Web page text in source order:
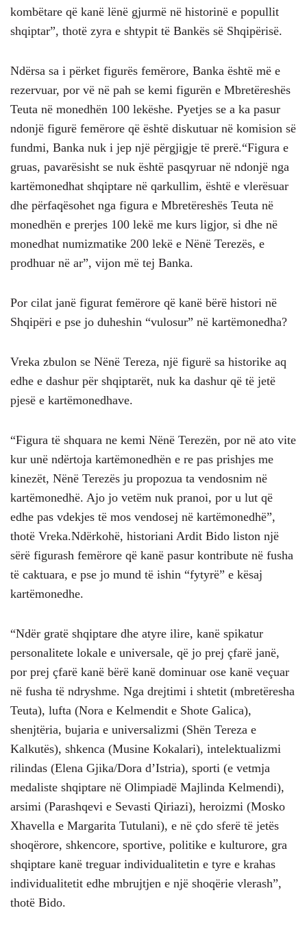
kombëtare që kanë lënë gjurmë në historinë e popullit
shqiptar”, thotë zyra e shtypit të Bankës së Shqipërisë.
Ndërsa sa i përket figurës femërore, Banka është më e
rezervuar, por vë në pah se kemi figurën e Mbretëreshës
Teuta në monedhën 100 lekëshe. Pyetjes se a ka pasur
ndonjë figurë femërore që është diskutuar në komision së
fundmi, Banka nuk i jep një përgjigje të prerë.“Figura e
gruas, pavarësisht se nuk është pasqyruar në ndonjë nga
kartëmonedhat shqiptare në qarkullim, është e vlerësuar
dhe përfaqësohet nga figura e Mbretëreshës Teuta në
monedhën e prerjes 100 lekë me kurs ligjor, si dhe në
monedhat numizmatike 200 lekë e Nënë Terezës, e
prodhuar në ar”, vijon më tej Banka.
Por cilat janë figurat femërore që kanë bërë histori në
Shqipëri e pse jo duheshin “vulosur” në kartëmonedha?
Vreka zbulon se Nënë Tereza, një figurë sa historike aq
edhe e dashur për shqiptarët, nuk ka dashur që të jetë
pjesë e kartëmonedhave.
“Figura të shquara ne kemi Nënë Terezën, por në ato vite
kur unë ndërtoja kartëmonedhën e re pas prishjes me
kinezët, Nënë Terezës ju propozua ta vendosnim në
kartëmonedhë. Ajo jo vetëm nuk pranoi, por u lut që
edhe pas vdekjes të mos vendosej në kartëmonedhë”,
thotë Vreka.Ndërkohë, historiani Ardit Bido liston një
sërë figurash femërore që kanë pasur kontribute në fusha
të caktuara, e pse jo mund të ishin “fytyrë” e kësaj
kartëmonedhe.
“Ndër gratë shqiptare dhe atyre ilire, kanë spikatur
personalitete lokale e universale, që jo prej çfarë janë,
por prej çfarë kanë bërë kanë dominuar ose kanë veçuar
në fusha të ndryshme. Nga drejtimi i shtetit (mbretëresha
Teuta), lufta (Nora e Kelmendit e Shote Galica),
shenjtëria, bujaria e universalizmi (Shën Tereza e
Kalkutës), shkenca (Musine Kokalari), intelektualizmi
rilindas (Elena Gjika/Dora d’Istria), sporti (e vetmja
medaliste shqiptare në Olimpiadë Majlinda Kelmendi),
arsimi (Parashqevi e Sevasti Qiriazi), heroizmi (Mosko
Xhavella e Margarita Tutulani), e në çdo sferë të jetës
shoqërore, shkencore, sportive, politike e kulturore, gra
shqiptare kanë treguar individualitetin e tyre e krahas
individualitetit edhe mbrujtjen e një shoqërie vlerash”,
thotë Bido.